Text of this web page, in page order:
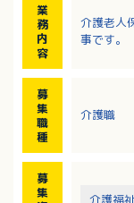
業
務
内
容
介護老人
事です。
募
集
職
種
介護職
募
集
介護福